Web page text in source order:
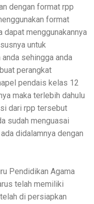
dengan format rpp
format
dapat menggunakannya
untuk
sehingga anda
perangkat
pendais kelas 12
maka terlebih dahulu
dari rpp tersebut
sudah menguasai
didalamnya dengan
Pendidikan Agama
telah memiliki
di persiapkan